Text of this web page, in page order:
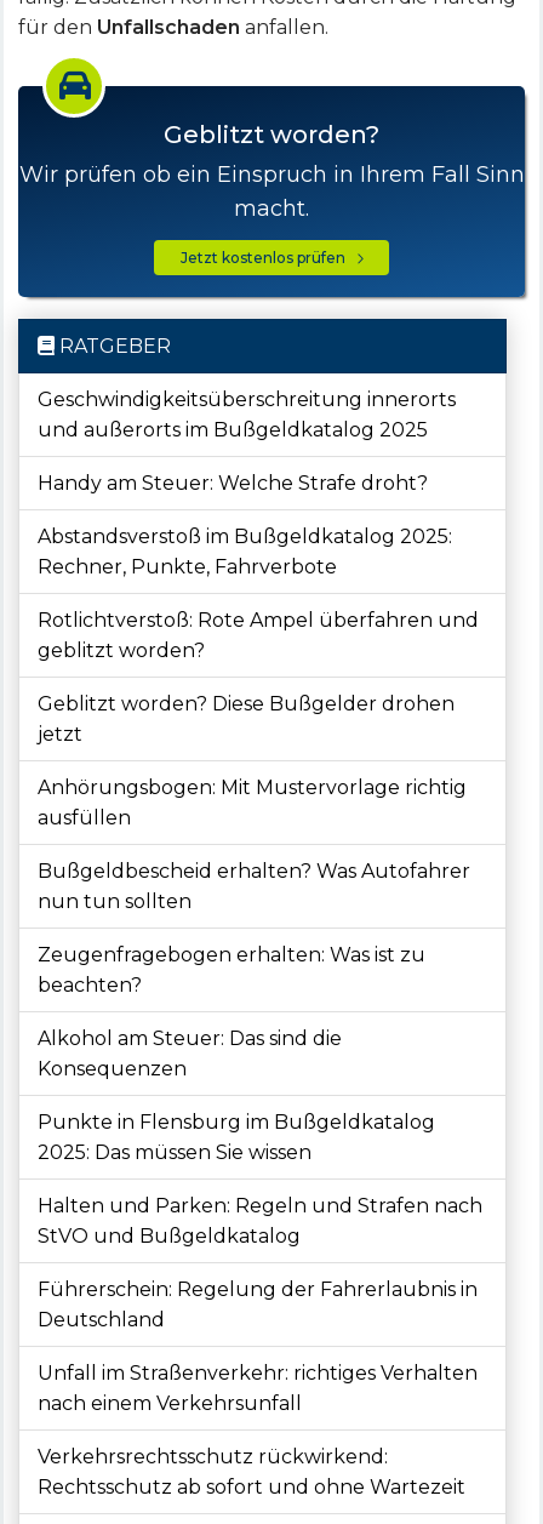
für den Unfallschaden anfallen.
Geblitzt worden?
Wir prüfen ob ein Einspruch in Ihrem Fall Sinn
macht.
Jetzt kostenlos prüfen
RATGEBER
Geschwindigkeitsüberschreitung innerorts
und außerorts im Bußgeldkatalog 2025
Handy am Steuer: Welche Strafe droht?
Abstandsverstoß im Bußgeldkatalog 2025:
Rechner, Punkte, Fahrverbote
Rotlichtverstoß: Rote Ampel überfahren und
geblitzt worden?
Geblitzt worden? Diese Bußgelder drohen
jetzt
Anhörungsbogen: Mit Mustervorlage richtig
ausfüllen
Bußgeldbescheid erhalten? Was Autofahrer
nun tun sollten
Zeugenfragebogen erhalten: Was ist zu
beachten?
Alkohol am Steuer: Das sind die
Konsequenzen
Punkte in Flensburg im Bußgeldkatalog
2025: Das müssen Sie wissen
Halten und Parken: Regeln und Strafen nach
StVO und Bußgeldkatalog
Führerschein: Regelung der Fahrerlaubnis in
Deutschland
Unfall im Straßenverkehr: richtiges Verhalten
nach einem Verkehrsunfall
Verkehrsrechtsschutz rückwirkend:
Rechtsschutz ab sofort und ohne Wartezeit